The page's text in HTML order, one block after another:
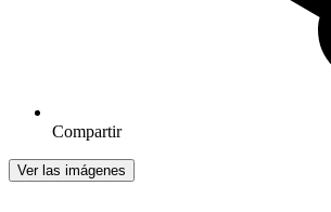
Compartir
Ver las imágenes